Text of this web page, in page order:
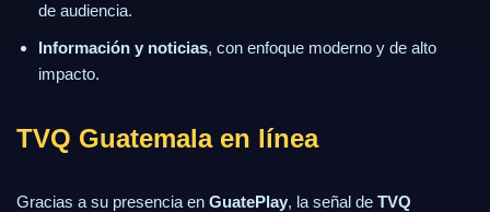
de audiencia.
Información y noticias, con enfoque moderno y de alto
impacto.
TVQ Guatemala en línea
Gracias a su presencia en GuatePlay, la señal de TVQ